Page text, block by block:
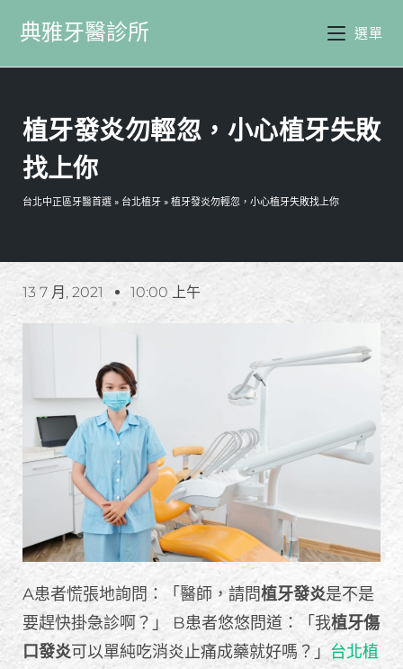
典雅牙醫診所 選單
植牙發炎勿輕忽，小心植牙失敗
找上你
台北中正區牙醫首選 » 台北植牙 » 植牙發炎勿輕忽，小心植牙失敗找上你
13 7 月, 2021 10:00 上午
A患者慌張地詢問：「醫師，請問植牙發炎是不是
要趕快掛急診啊？」 B患者悠悠問道：「我植牙傷
口發炎可以單純吃消炎止痛成藥就好嗎？」 台北植